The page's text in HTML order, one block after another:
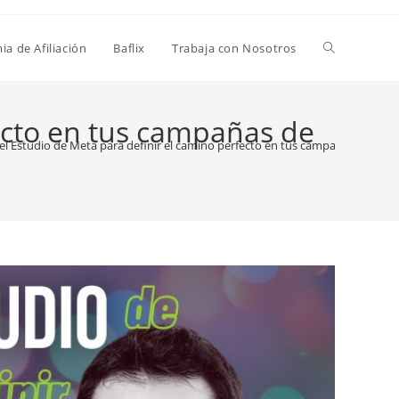
de Afiliación Baflix Trabaja con Nosotros
en tus campañas de
Estudio de Meta para definir el camino perfecto en tus campañas de